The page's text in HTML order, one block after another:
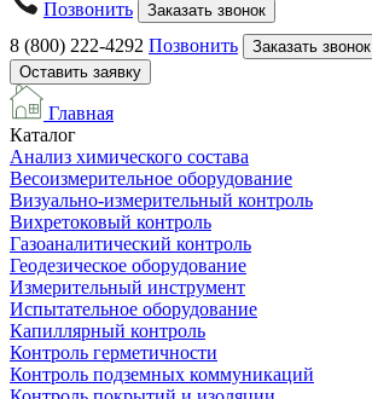
Позвонить Заказать звонок
8 (800) 222-4292 Позвонить Заказать звонок
Оставить заявку
Главная
Каталог
Анализ химического состава
Весоизмерительное оборудование
Визуально-измерительный контроль
Вихретоковый контроль
Газоаналитический контроль
Геодезическое оборудование
Измерительный инструмент
Испытательное оборудование
Капиллярный контроль
Контроль герметичности
Контроль подземных коммуникаций